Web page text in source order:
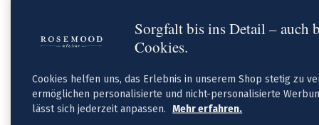
Aufkleber Gastgeschenke
Dankeskarten Hochzeit
Neue Kollektion
Dankeskarten Hochzeit mit Foto
Fotobuch Hochzeit
Service
Eventplattform
Sorgfalt bis ins Detail – auch
Cookies.
Cookies helfen uns, das Erlebnis in unserem Shop stetig zu
ermöglichen personalisierte und nicht-personalisierte
lässt sich jederzeit anpassen.
Mehr erfahren.